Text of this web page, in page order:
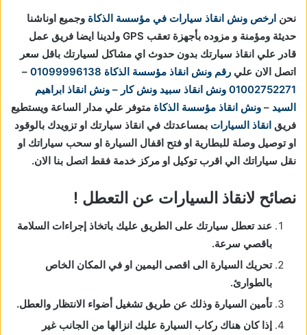
نحن ارخص ونش انقاذ سيارات في مؤسسة الذكاة وجميع اوناشنا
حديثة ومؤمنة و مزوده بأجهزة تعقب GPS ولدينا ايضا فريق عمل
قادر علي انقاذ سيارتك بدون حدوث اي مشاكل لسيارتك باقل سعر
اتصل الان علي رقم ونش انقاذ مؤسسة الذكاة 01099996138
–
01002752271 ونش انقاذ سبيد ونش كار – ونش انقاذ ابراهيم
السيد – ونش انقاذ مؤسسة الذكاة متوفر علي مدار الساعة ويستطيع
فريق انقاذ السيارات بمساعدتك في انقاذ سيارتك او تزويدك بالوقود
او توصيل وصلة للبطارية او فتح اقفال السيارة او سحب سياراتك او
نقل سياراتك الي اقرب توكيل او مركز خدمة فقط اتصل بنا الان.
نصائح لانقاذ السيارات عن التعطل !
عند تعطل سيارتك على الطريق عليك باتخاذ إجراءات السلامة
باقصي سرعة.
تحريك السيارة الى اقصى اليمين او في المكان الخاص
بالطوارئ.
تأمين السيارة وذلك عن طريق تشغيل أضواء الانتظار والعطل.
إذا كان هناك ركاب السيارة عليك انزالها من الجانب غير